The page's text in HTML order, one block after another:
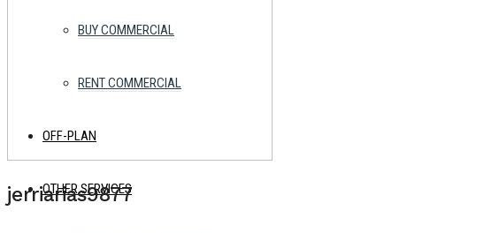
BUY COMMERCIAL
RENT COMMERCIAL
OFF-PLAN
OTHER SERVICES
jerriarias9877